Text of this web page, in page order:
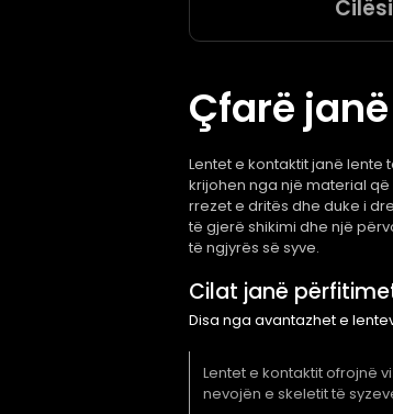
Cilësi
Çfarë
Lentet e kontaktit janë lente
krijohen nga një material
rrezet e dritës dhe duke i
të gjerë shikimi dhe një
të ngjyrës së syve.
Cilat janë
Disa nga avantazhet e
Lentet e kontaktit ofrojnë
nevojën e skeletit të